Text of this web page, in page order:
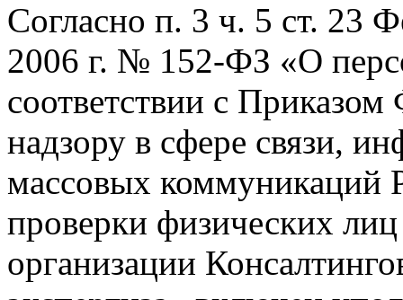
Согласно п. 3 ч. 5 ст. 23
2006 г. № 152-ФЗ «О
соответствии с
надзору в сфере связи,
массовых коммуникаций
проверки физических
организации